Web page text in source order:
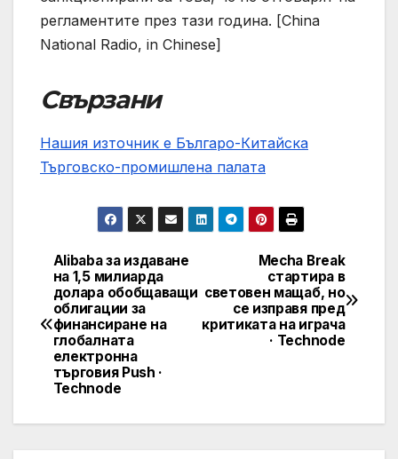
регламентите през тази година. [China
National Radio, in Chinese]
Свързани
Нашия източник е Българо-Китайска
Търговско-промишлена палaта
Post
navigation
Mecha Break
стартира в
световен мащаб, но
се изправя пред
критиката на играча
· Technode
Alibaba за издаване
на 1,5 милиарда
долара обобщаващи
облигации за
финансиране на
глобалната
електронна
търговия Push ·
Technode